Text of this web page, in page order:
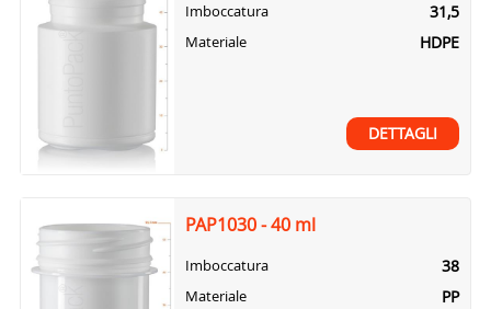
Imboccatura 31,5
Materiale HDPE
DETTAGLI
PAP1030 - 40 ml
Imboccatura 38
Materiale PP